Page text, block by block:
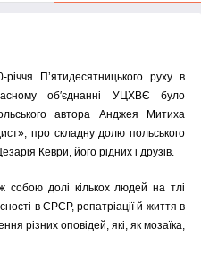
П’ятидесятницького руху в
об′єднанні УЦХВЄ було
автора Анджея Митиха
про складну долю польського
Кеври, його рідних і друзів.
собою долі кількох людей на тлі
в СРСР, репатріації й життя в
різних оповідей, які, як мозаїка,